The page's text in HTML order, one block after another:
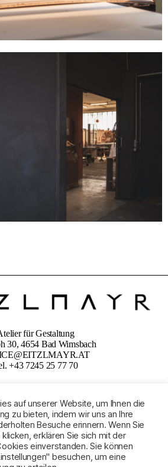
für Gestaltung
30, 4654 Bad Wimsbach
+43 7245 25 77 70
AGB DSGVO
auf unserer Website, um Ihnen die
zu bieten, indem wir uns an Ihre
Besuche erinnern. Wenn Sie
erklären Sie sich mit der
einverstanden. Sie können
besuchen, um eine